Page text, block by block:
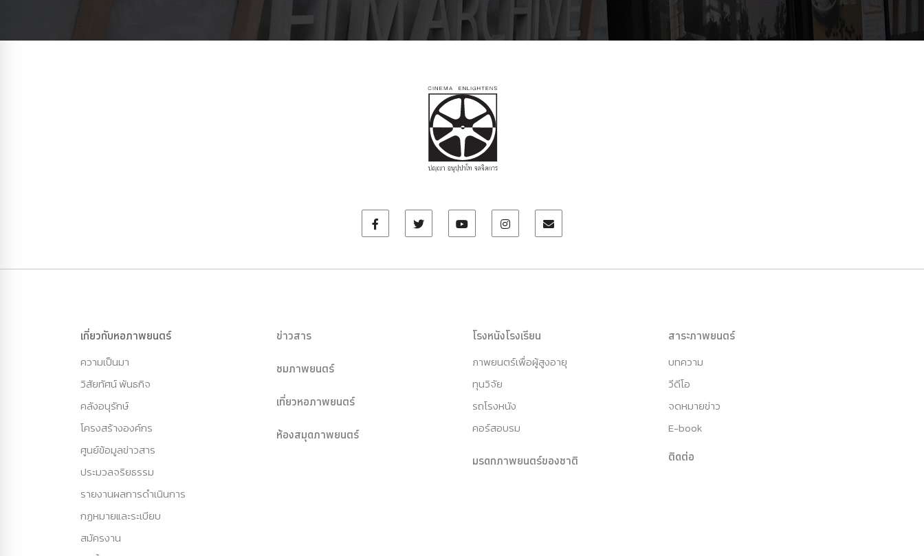
เกี่ยวกับหอภาพยนตร์
ความเป็นมา
วิสัยทัศน์ พันธกิจ
คลังอนุรักษ์
โครงสร้างองค์กร
ศูนย์ข้อมูลข่าวสาร
ประมวลจริยธรรม
รายงานผลการดำเนินการ
กฏหมายและระเบียบ
สมัครงาน
ข่าวสาร
ชมภาพยนตร์
เที่ยวหอภาพยนตร์
ห้องสมุดภาพยนตร์
โรงหนังโรงเรียน
ภาพยนตร์เพื่อผู้สูงอายุ
ทุนวิจัย
รถโรงหนัง
คอร์สอบรม
มรดกภาพยนตร์ของชาติ
สาระภาพยนตร์
บทความ
วีดีโอ
จดหมายข่าว
E-book
ติดต่อ